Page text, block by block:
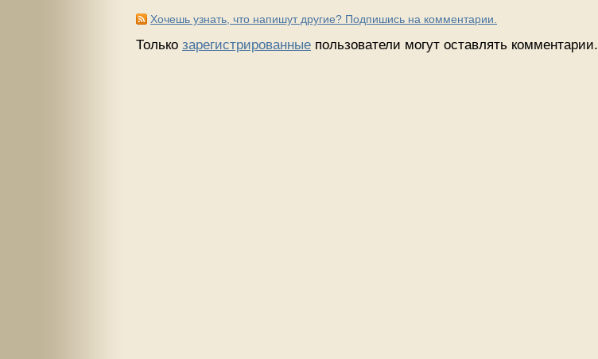
Хочешь узнать, что напишут другие? Подпишись на комментарии.
Только зарегистрированные пользователи могут оставлять комментарии.